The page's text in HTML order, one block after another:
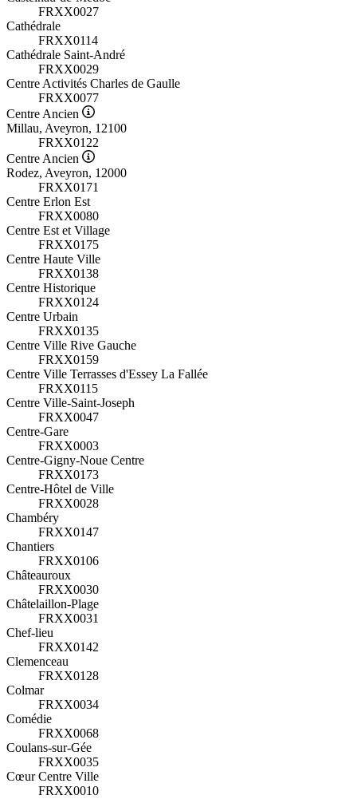
FRXX0027
Cathédrale
FRXX0114
Cathédrale Saint-André
FRXX0029
Centre Activités Charles de Gaulle
FRXX0077
Centre Ancien
Millau, Aveyron, 12100
FRXX0122
Centre Ancien
Rodez, Aveyron, 12000
FRXX0171
Centre Erlon Est
FRXX0080
Centre Est et Village
FRXX0175
Centre Haute Ville
FRXX0138
Centre Historique
FRXX0124
Centre Urbain
FRXX0135
Centre Ville Rive Gauche
FRXX0159
Centre Ville Terrasses d'Essey La Fallée
FRXX0115
Centre Ville-Saint-Joseph
FRXX0047
Centre-Gare
FRXX0003
Centre-Gigny-Noue Centre
FRXX0173
Centre-Hôtel de Ville
FRXX0028
Chambéry
FRXX0147
Chantiers
FRXX0106
Châteauroux
FRXX0030
Châtelaillon-Plage
FRXX0031
Chef-lieu
FRXX0142
Clemenceau
FRXX0128
Colmar
FRXX0034
Comédie
FRXX0068
Coulans-sur-Gée
FRXX0035
Cœur Centre Ville
FRXX0010